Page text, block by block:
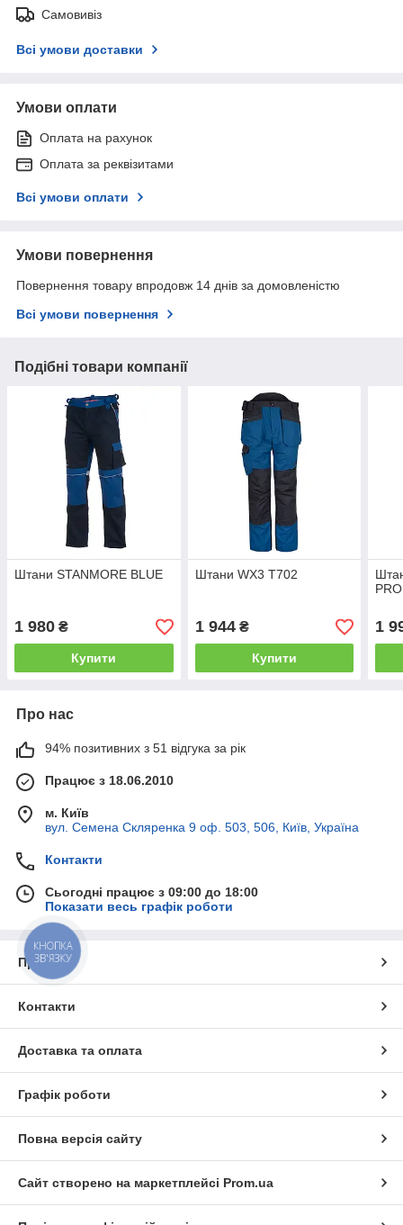
Самовивіз
Всі умови доставки
Умови оплати
Оплата на рахунок
Оплата за реквізитами
Всі умови оплати
Умови повернення
Повернення товару впродовж 14 днів за домовленістю
Всі умови повернення
Подібні товари компанії
Штани STANMORE BLUE
1 980 ₴
Купити
Штани WX3 T702
1 944₴
Купити
PRO
1
Про нас
94% позитивних з 51 відгука за рік
Працює з 18.06.2010
м. Київ
вул. Семена Скляренка 9 оф. 503, 506, Київ, Україна
Контакти
Сьогодні працює з 09:00 до 18:00
Показати весь графік роботи
Про нас
Контакти
Доставка та оплата
Графік роботи
Повна версія сайту
Сайт створено на маркетплейсі Prom.ua
КНОПКА
ЗВ'ЯЗКУ